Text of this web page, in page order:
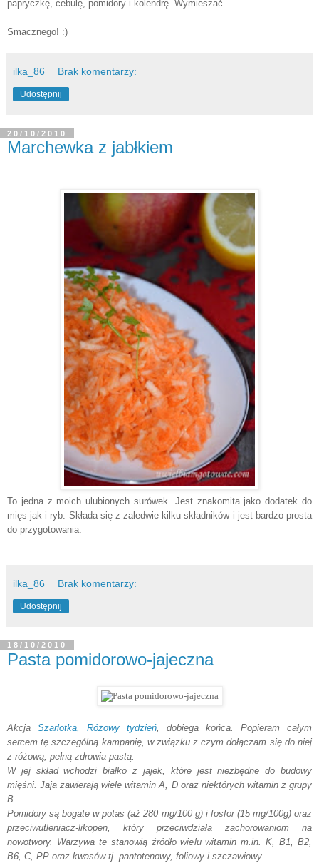
papryczkę, cebulę, pomidory i kolendrę. Wymieszać.
Smacznego! :)
ilka_86 Brak komentarzy:
Udostępnij
20/10/2010
Marchewka z jabłkiem
To jedna z moich ulubionych surówek. Jest znakomita jako dodatek do
mięs jak i ryb. Składa się z zaledwie kilku składników i jest bardzo prosta
do przygotowania.
ilka_86 Brak komentarzy:
Udostępnij
18/10/2010
Pasta pomidorowo-jajeczna
Akcja Szarlotka, Różowy tydzień, dobiega końca. Popieram całym
sercem tę szczególną kampanię, w związku z czym dołączam się do niej
z różową, pełną zdrowia pastą.
W jej skład wchodzi białko z jajek, które jest niezbędne do budowy
mięśni. Jaja zawierają wiele witaminA, D oraz niektórych witamin z grupy
B.
Pomidory są bogate w potas (aż 280 mg/100 g) i fosfor (15 mg/100g) oraz
przeciwutleniacz-likopen, który przeciwdziała zachorowaniom na
nowotwory. Warzywa te stanowią źródło wielu witamin m.in.K, B1, B2,
B6, C, PP oraz kwasów tj. pantotenowy, foliowy i szczawiowy.